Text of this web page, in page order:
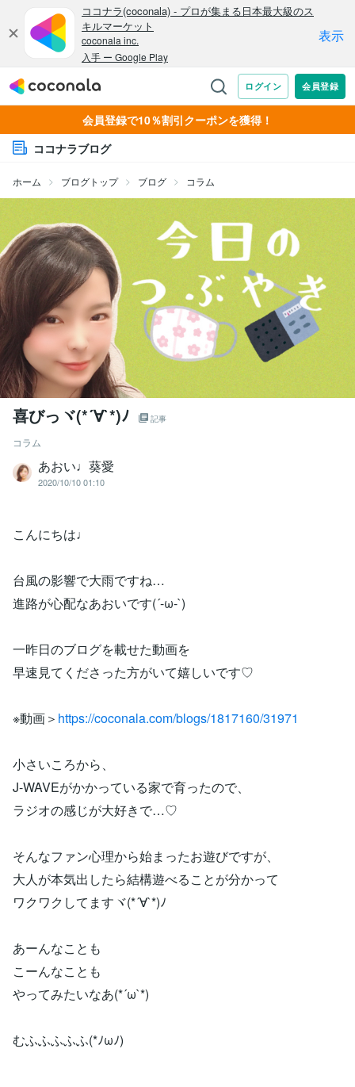
会員登録で10％割引クーポンを獲得！
ココナラブログ
ホーム ブログトップ ブログ コラム
喜びっヾ(*´∀`*)ﾉ 記事
コラム
あおい♩葵愛
2020/10/10 01:10
こんにちは♩
台風の影響で大雨ですね…
進路が心配なあおいです(´-ω-`)
一昨日のブログを載せた動画を
早速見てくださった方がいて嬉しいです♡
※動画＞ https://coconala.com/blogs/1817160/31971
小さいころから、
J-WAVEがかかっている家で育ったので、
ラジオの感じが大好きで…♡
そんなファン心理から始まったお遊びですが、
大人が本気出したら結構遊べることが分かって
ワクワクしてますヾ(*´∀`*)ﾉ
あーんなことも
こーんなことも
やってみたいなあ(*´ω`*)
むふふふふふ(*ﾉωﾉ)